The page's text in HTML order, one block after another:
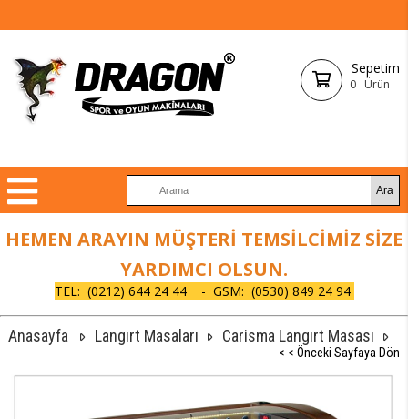
Sepetim
0 Ürün
HEMEN ARAYIN MÜŞTERİ TEMSİLCİMİZ SİZE
YARDIMCI OLSUN.
TEL: (0212) 644 24 44 - GSM: (0530) 849 24 94
Anasayfa Langırt Masaları Carisma Langırt Masası
< < Önceki Sayfaya Dön